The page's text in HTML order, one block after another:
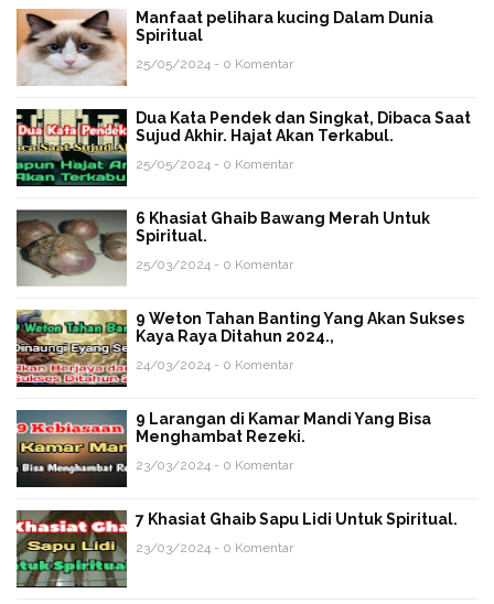
Manfaat pelihara kucing Dalam Dunia
Spiritual
25/05/2024 - 0 Komentar
Dua Kata Pendek dan Singkat, Dibaca Saat
Sujud Akhir. Hajat Akan Terkabul.
25/05/2024 - 0 Komentar
6 Khasiat Ghaib Bawang Merah Untuk
Spiritual.
25/03/2024 - 0 Komentar
9 Weton Tahan Banting Yang Akan Sukses
Kaya Raya Ditahun 2024.,
24/03/2024 - 0 Komentar
9 Larangan di Kamar Mandi Yang Bisa
Menghambat Rezeki.
23/03/2024 - 0 Komentar
7 Khasiat Ghaib Sapu Lidi Untuk Spiritual.
23/03/2024 - 0 Komentar